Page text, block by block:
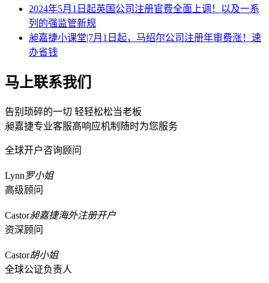
2024年5月1日起英国公司注册官费全面上调！以及一系
列的强监管新规
昶嘉捷小课堂|7月1日起，马绍尔公司注册年审费涨！速
办省钱
马上联系我们
告别琐碎的一切 轻轻松松当老板
昶嘉捷专业客服高响应机制随时为您服务
全球开户咨询顾问
Lynn罗小姐
高级顾问
Castor昶嘉捷海外注册开户
资深顾问
Castor胡小姐
全球公证负责人